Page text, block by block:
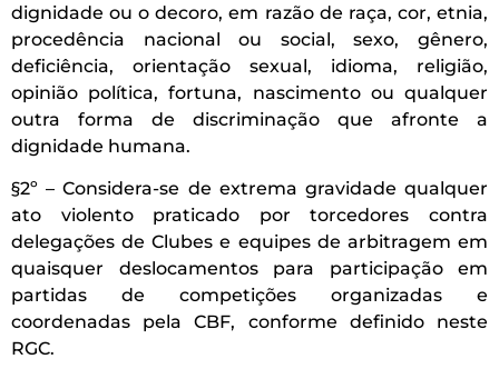
dignidade ou o decoro, em razão de raça, cor, etnia,
procedência nacional ou social, sexo, gênero,
deficiência, orientação sexual, idioma, religião,
opinião política, fortuna, nascimento ou qualquer
outra forma de discriminação que afronte a
dignidade humana.
§2º – Considera-se de extrema gravidade qualquer
ato violento praticado por torcedores contra
delegações de Clubes e equipes de arbitragem em
quaisquer deslocamentos para participação em
partidas de competições organizadas e
coordenadas pela CBF, conforme definido neste
RGC.